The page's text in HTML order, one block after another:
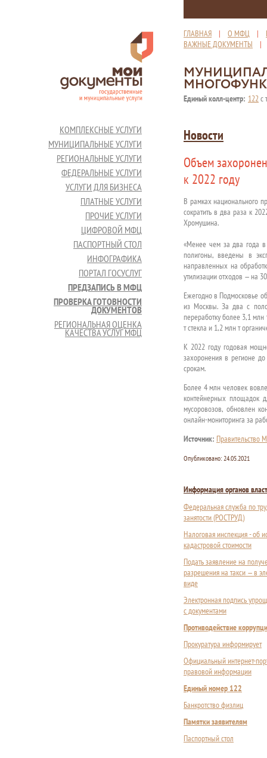
ГЛАВНАЯ | О МФЦ |
ВАЖНЫЕ ДОКУМЕНТЫ
Единый колл-центр: 122с
КОМПЛЕКСНЫЕ УСЛУГИ
МУНИЦИПАЛЬНЫЕ УСЛУГИ
РЕГИОНАЛЬНЫЕ УСЛУГИ
ФЕДЕРАЛЬНЫЕ УСЛУГИ
УСЛУГИ ДЛЯ БИЗНЕСА
ПЛАТНЫЕ УСЛУГИ
ПРОЧИЕ УСЛУГИ
ЦИФРОВОЙ МФЦ
ПАСПОРТНЫЙ СТОЛ
ИНФОГРАФИКА
ПОРТАЛ ГОСУСЛУГ
ПРЕДЗАПИСЬ В МФЦ
ПРОВЕРКА ГОТОВНОСТИ
ДОКУМЕНТОВ
РЕГИОНАЛЬНАЯ ОЦЕНКА
КАЧЕСТВА УСЛУГ МФЦ
Новости
Объем
к 2022 году
В рамках национального
сократить в два раза к
Хромушина.
«Менее чем за два года в
полигоны, введены в
направленных на
утилизации отходов — на
Ежегодно в Подмосковье
из Москвы. За два с
переработку более 3,1
т стекла и 1,2 млн т
К 2022 году годовая
захоронения в регионе
срокам.
Более 4 млн человек
контейнерных площадок
мусоровозов, обновлен
онлайн-мониторинга за
Источник: Правительство
Опубликовано: 24.05.2021
Информация органов
Федеральная служба по
занятости (РОСТРУД)
Налоговая инспекция - об
кадастровой стоимости
Подать заявление на
разрешения на такси — в
виде
Электронная подпись
с документами
Противодействие
Прокуратура информирует
Официальный интернет-
правовой информации
Единый номер 122
Банкротство физлиц
Памятки заявителям
Паспортный стол